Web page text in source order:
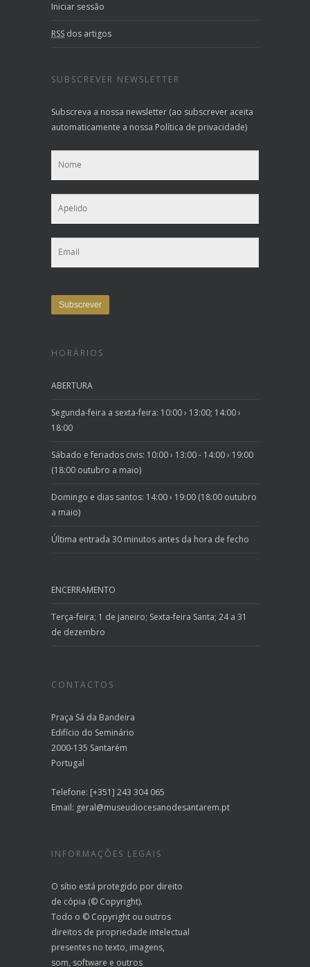
Iniciar sessão
RSS dos artigos
SUBSCREVER NEWSLETTER
Subscreva a nossa newsletter (ao subscrever aceita
automaticamente a nossa Política de privacidade)
HORÁRIOS
ABERTURA
Segunda-feira a sexta-feira: 10:00 › 13:00; 14:00 ›
18:00
Sábado e feriados civis: 10:00 › 13:00 - 14:00 › 19:00
(18:00 outubro a maio)
Domingo e dias santos: 14:00 › 19:00 (18:00 outubro
a maio)
Última entrada 30 minutos antes da hora de fecho
ENCERRAMENTO
Terça-feira; 1 de janeiro; Sexta-feira Santa; 24 a 31
de dezembro
CONTACTOS
Praça Sá da Bandeira
Edifício do Seminário
2000-135 Santarém
Portugal
Telefone: [+351] 243 304 065
Email: geral@museudiocesanodesantarem.pt
INFORMAÇÕES LEGAIS
O sítio está protegido por direito
de cópia (© Copyright).
Todo o © Copyright ou outros
direitos de propriedade intelectual
presentes no texto, imagens,
som, software e outros